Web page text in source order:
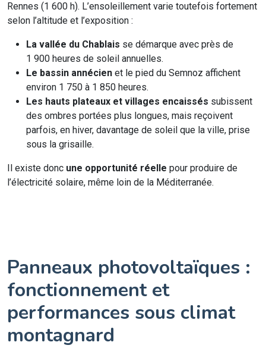
Rennes (1 600 h). L’ensoleillement varie toutefois fortement
selon l’altitude et l’exposition :
La vallée du Chablais se démarque avec près de
1 900 heures de soleil annuelles.
Le bassin annécien et le pied du Semnoz affichent
environ 1 750 à 1 850 heures.
Les hauts plateaux et villages encaissés subissent
des ombres portées plus longues, mais reçoivent
parfois, en hiver, davantage de soleil que la ville, prise
sous la grisaille.
Il existe donc une opportunité réelle pour produire de
l’électricité solaire, même loin de la Méditerranée.
Panneaux photovoltaïques :
fonctionnement et
performances sous climat
montagnard